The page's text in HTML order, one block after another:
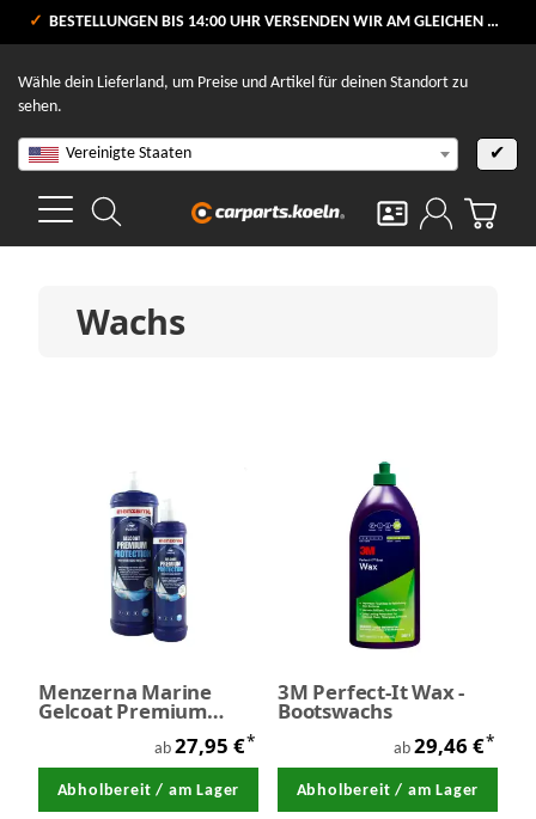
VERSANDKOSTENFREI AB 80 €
BESTELLUNGEN BIS 14:00 UHR VERSENDEN WIR AM GLEICHEN WERKTAG
Wähle dein Lieferland, um Preise und Artikel für deinen Standort zu
sehen.
Vereinigte Staaten ✔
Wachs
Menzerna Marine
Gelcoat Premium
ab 27,95 €*
Abholbereit / am Lager
3M Perfect-It Wax -
Bootswachs
ab 29,46 €*
Abholbereit / am Lager